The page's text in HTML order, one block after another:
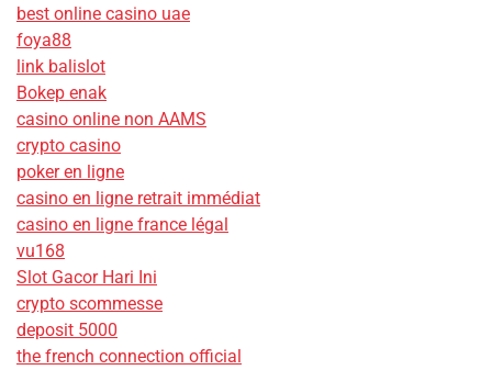
best online casino uae
foya88
link balislot
Bokep enak
casino online non AAMS
crypto casino
poker en ligne
casino en ligne retrait immédiat
casino en ligne france légal
vu168
Slot Gacor Hari Ini
crypto scommesse
deposit 5000
the french connection official